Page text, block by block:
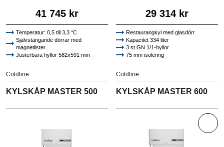
41 745 kr
Temperatur: 0,5 till 3,3 °C
Självstängande dörrar med
magnetlister
Justerbara hyllor 582x591 mm
29 314 kr
Restaurangkyl med glasdörr
Kapacitet 334 liter
3 st GN 1/1-hyllor
75 mm isolering
Coldline
KYLSKÅP MASTER 500
Coldline
KYLSKÅP MASTER 600